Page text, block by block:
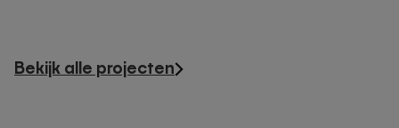
Bekijk alle projecten